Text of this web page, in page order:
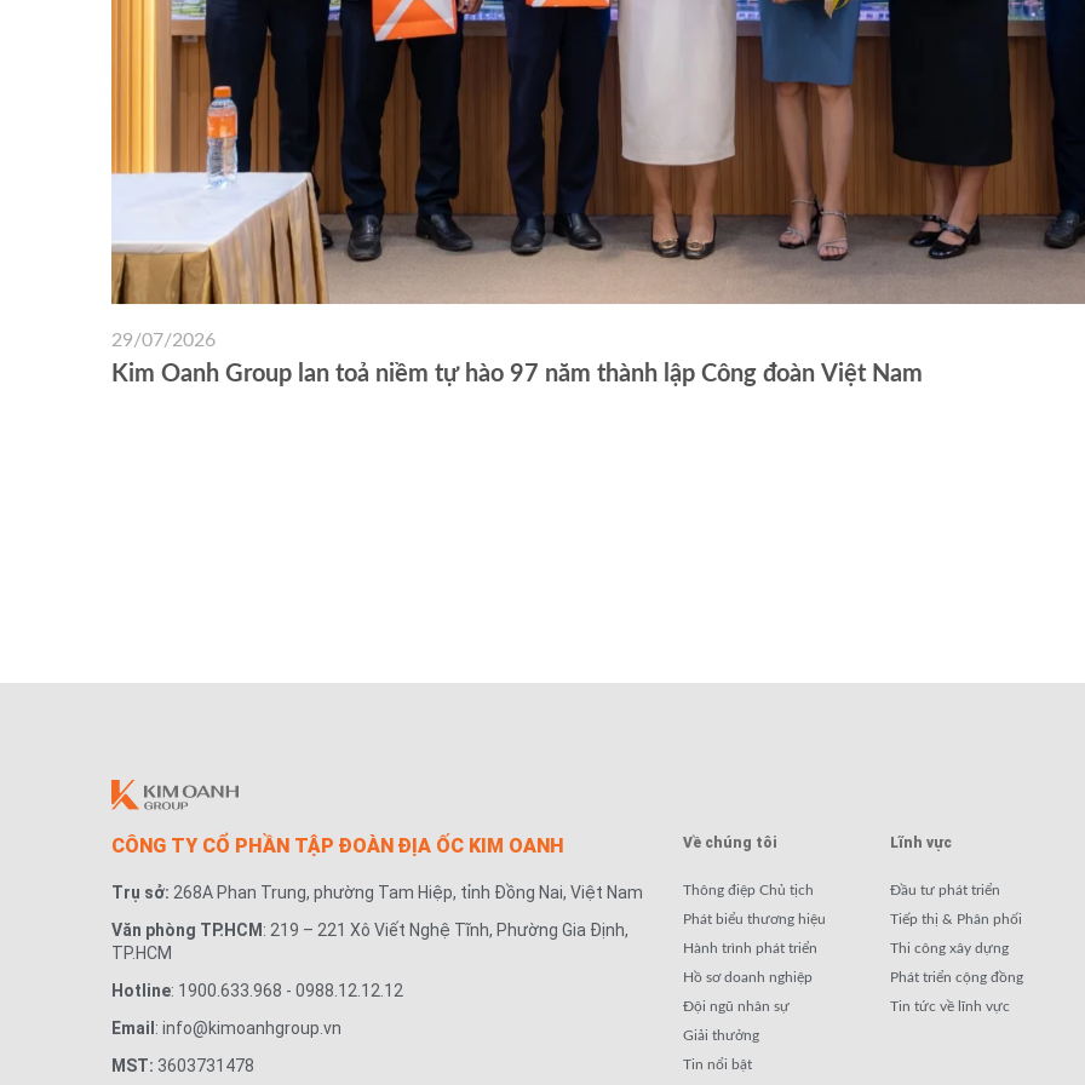
Kim Oanh Group lan toả niềm tự hào 97 năm thành lập Công đoàn Việt Nam
29/07/2026
CÔNG TY CỔ PHẦN TẬP ĐOÀN ĐỊA ỐC KIM OANH
Trụ sở: 268A Phan Trung, phường Tam Hiệp, tỉnh Đồng Nai, Việt Nam
Văn phòng TP.HCM : 219 – 221 Xô Viết Nghệ Tĩnh, Phường Gia Định,
TP.HCM
Hotline: 1900.633.968 - 0988.12.12.12
Email : info@kimoanhgroup.vn
MST: 3603731478
Về chúng tôi
Thông điệp Chủ tịch
Phát biểu thương hiệu
Hành trình phát triển
Hồ sơ doanh nghiệp
Đội ngũ nhân sự
Giải thưởng
Tin nổi bật
Lĩnh vực
Đầu tư phát triển
Tiếp thị & Phân phối
Thi công xây dựng
Phát triển cộng đồng
Tin tức về lĩnh vực